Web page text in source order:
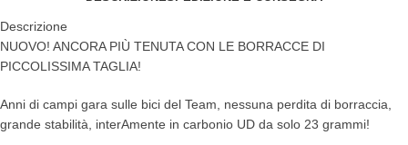
Descrizione
NUOVO! ANCORA PIÙ TENUTA CON LE BORRACCE DI
PICCOLISSIMA TAGLIA!
Anni di campi gara sulle bici del Team, nessuna perdita di borraccia,
grande stabilità, interAmente in carbonio UD da solo 23 grammi!